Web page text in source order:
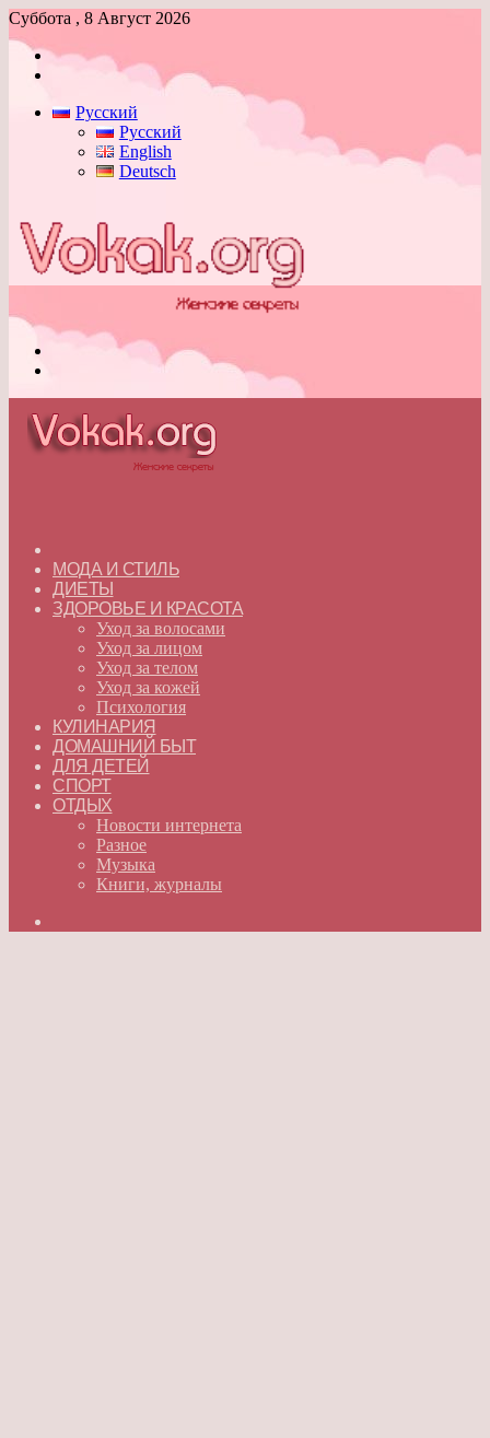
Суббота , 8 Август 2026
Войти
Русский
Русский
English
Deutsch
МОДА И СТИЛЬ
ДИЕТЫ
ЗДОРОВЬЕ И КРАСОТА
Уход за волосами
Уход за лицом
Уход за телом
Уход за кожей
Психология
КУЛИНАРИЯ
ДОМАШНИЙ БЫТ
ДЛЯ ДЕТЕЙ
СПОРТ
ОТДЫХ
Новости интернета
Разное
Музыка
Книги, журналы